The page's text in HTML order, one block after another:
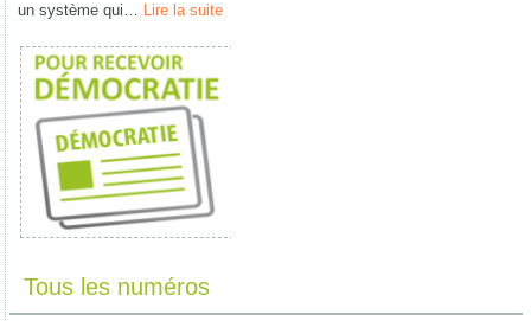
un système qui… Lire la suite
Tous les numéros